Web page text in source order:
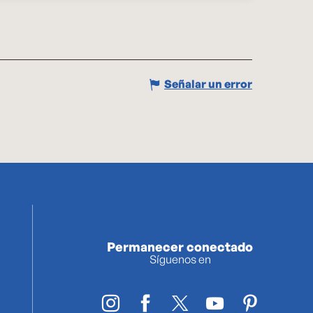
Señalar un error
Permanecer conectado
Síguenos en